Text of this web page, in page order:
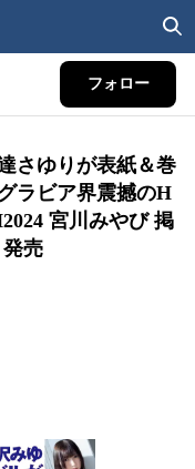
フォロー
さゆりが表紙＆巻
ラビア界震撼のH
宮川みやび 掲
売